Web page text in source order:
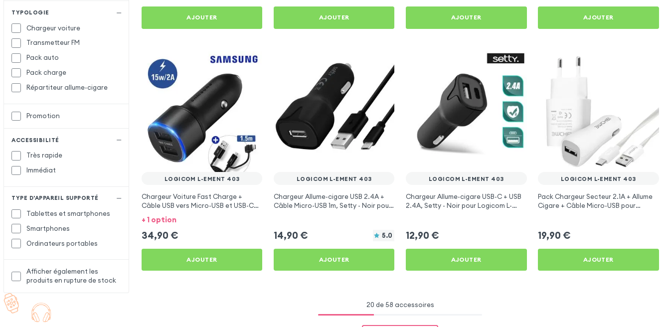
TYPOLOGIE
Chargeur voiture
Transmetteur FM
Pack auto
Pack charge
Répartiteur allume-cigare
Promotion
ACCESSIBILITÉ
Très rapide
Immédiat
TYPE D'APPAREIL SUPPORTÉ
Tablettes et smartphones
Smartphones
Ordinateurs portables
Afficher également les
produits en rupture de stock
AJOUTER AJOUTER AJOUTER AJOUTER
LOGICOM L-EMENT 403
Chargeur Voiture Fast Charge +
Câble USB vers Micro-USB et USB-C
1.5m, Samsung - Noir pour Logicom L-
ement 403
+ 1 option
34,90 €
AJOUTER
LOGICOM L-EMENT 403
Chargeur Allume-cigare USB 2.4A +
Câble Micro-USB 1m, Setty - Noir pour
14,90 € 5.0
AJOUTER
LOGICOM L-EMENT 403
Chargeur Allume-cigare USB-C + USB
2.4A, Setty - Noir pour Logicom L-
12,90 €
AJOUTER
LOGICOM L-EMENT 403
Pack Chargeur Secteur 2.1A + Allume
Cigare + Câble Micro-USB pour
19,90 €
AJOUTER
20 de 58 accessoires